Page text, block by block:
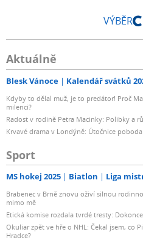
VÝBĚR
Aktuálně
Blesk Vánoce Kalendář svátků
Kdyby to dělal muž, je to predátor! Proč
milenci?
Radost v rodině Petra Macinky: Polibky a
Krvavé drama v Londýně: Útočnice
Sport
MS hokej 2025 Biatlon Liga
Brabenec v Brně znovu oživí silnou
mimo mě
Etická komise rozdala tvrdé tresty:
Okuliar zpět ve hře o NHL: Čekal jsem, co
Hradce?